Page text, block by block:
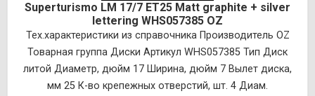
Superturismo LM 17/7 ET25 Matt graphite + silver
lettering WHS057385 OZ
Тех.характеристики из справочника Производитель OZ
Товарная группа Диски Артикул WHS057385 Тип Диск
литой Диаметр, дюйм 17 Ширина, дюйм 7 Вылет диска,
мм 25 К-во крепежных отверстий, шт. 4 Диам.